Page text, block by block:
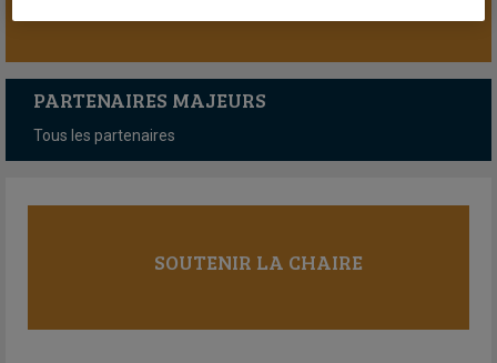
PARTENAIRES MAJEURS
Tous les partenaires
SOUTENIR LA CHAIRE